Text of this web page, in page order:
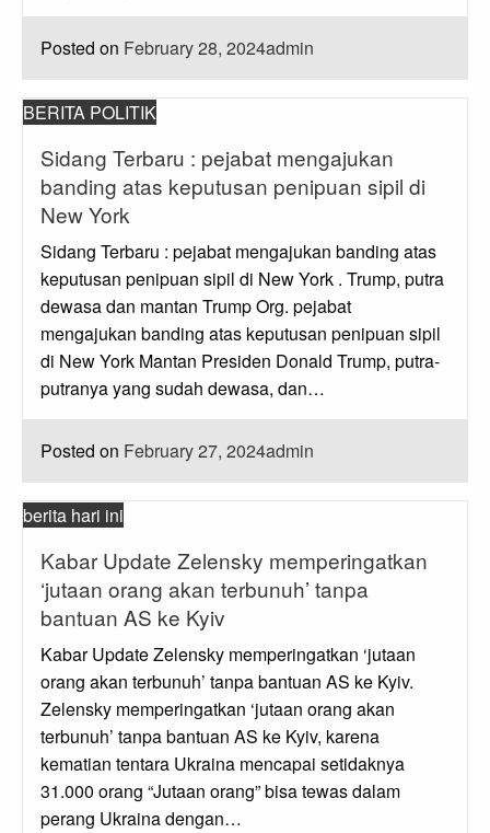
Posted on February 28, 2024admin
BERITA POLITIK
Sidang Terbaru : pejabat mengajukan
banding atas keputusan penipuan sipil di
New York
Sidang Terbaru : pejabat mengajukan banding atas
keputusan penipuan sipil di New York . Trump, putra
dewasa dan mantan Trump Org. pejabat
mengajukan banding atas keputusan penipuan sipil
di New York Mantan Presiden Donald Trump, putra-
putranya yang sudah dewasa, dan…
Posted on February 27, 2024admin
berita hari ini
Kabar Update Zelensky memperingatkan
‘jutaan orang akan terbunuh’ tanpa
bantuan AS ke Kyiv
Kabar Update Zelensky memperingatkan ‘jutaan
orang akan terbunuh’ tanpa bantuan AS ke Kyiv.
Zelensky memperingatkan ‘jutaan orang akan
terbunuh’ tanpa bantuan AS ke Kyiv, karena
kematian tentara Ukraina mencapai setidaknya
31.000 orang “Jutaan orang” bisa tewas dalam
perang Ukraina dengan…